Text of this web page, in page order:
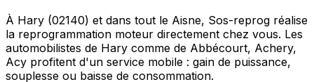
À Hary (02140) et dans tout le Aisne, Sos-reprog réalise
la reprogrammation moteur directement chez vous. Les
automobilistes de Hary comme de Abbécourt, Achery,
Acy profitent d'un service mobile : gain de puissance,
souplesse ou baisse de consommation.